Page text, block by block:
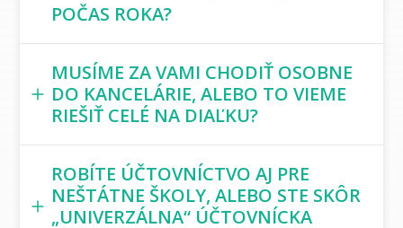
POČAS ROKA?
MUSÍME ZA VAMI CHODIŤ OSOBNE
DO KANCELÁRIE, ALEBO TO VIEME
RIEŠIŤ CELÉ NA DIAĽKU?
ROBÍTE ÚČTOVNÍCTVO AJ PRE
NEŠTÁTNE ŠKOLY, ALEBO STE SKÔR
„UNIVERZÁLNA“ ÚČTOVNÍCKA